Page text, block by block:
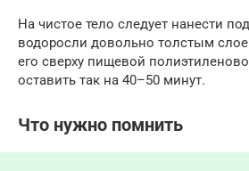
На чистое тело следует нанести
водоросли довольно толстым
его сверху пищевой
оставить так на 40–50 минут.
Что нужно помнить